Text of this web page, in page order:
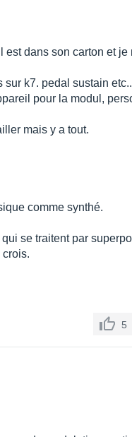
dans son carton et je
k7. pedal sustain
pour la modul,
mais y a tout.
comme synthé.
se traitent par
5